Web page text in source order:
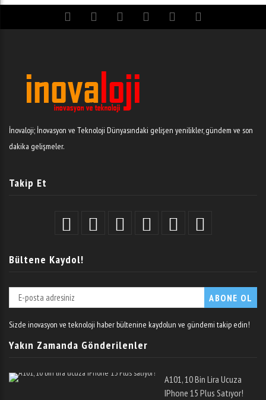
İnovaloji; İnovasyon ve Teknoloji Dünyasındaki gelişen yenilikler, gündem ve son
dakika gelişmeler.
Takip Et
Bültene Kaydol!
Sizde inovasyon ve teknoloji haber bültenine kaydolun ve gündemi takip edin!
Yakın Zamanda Gönderilenler
A101, 10 Bin Lira Ucuza
IPhone 15 Plus Satıyor!